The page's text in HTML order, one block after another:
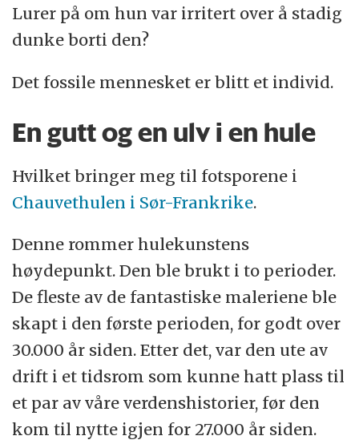
Lurer på om hun var irritert over å stadig
dunke borti den?
Det fossile mennesket er blitt et individ.
En gutt og en ulv i en hule
Hvilket bringer meg til fotsporene i
Chauvethulen i Sør-Frankrike.
Denne rommer hulekunstens
høydepunkt. Den ble brukt i to perioder.
De fleste av de fantastiske maleriene ble
skapt i den første perioden, for godt over
30.000 år siden. Etter det, var den ute av
drift i et tidsrom som kunne hatt plass til
et par av våre verdenshistorier, før den
kom til nytte igjen for 27.000 år siden.